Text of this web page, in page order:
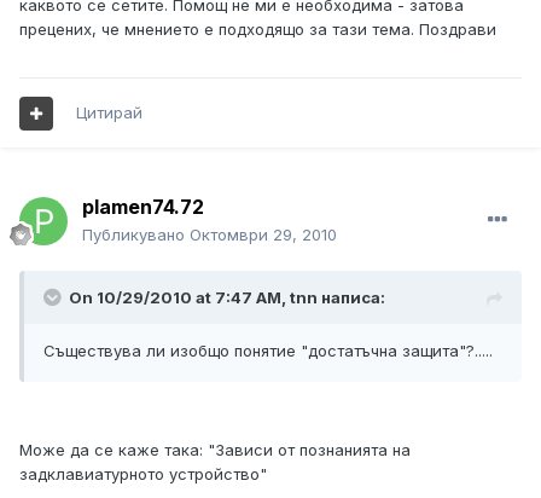
каквото се сетите. Помощ не ми е необходима - затова
прецених, че мнението е подходящо за тази тема. Поздрави
Цитирай
plamen74.72
Публикувано Октомври 29, 2010
On 10/29/2010 at 7:47 AM, tnn написа:
Съществува ли изобщо понятие "достатъчна защита"?.....
Може да се каже така: "Зависи от познанията на
задклавиатурното устройство"